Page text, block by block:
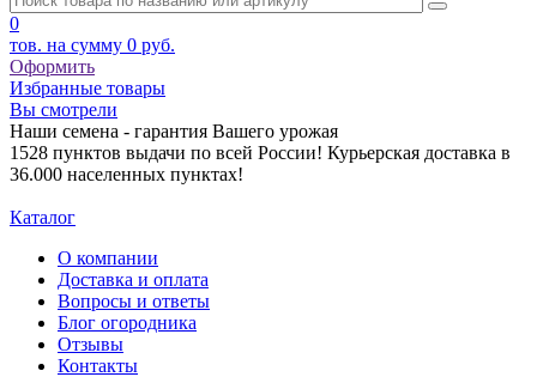
0
тов. на сумму 0 руб.
Оформить
Избранные товары
Вы смотрели
Наши семена - гарантия Вашего урожая
1528 пунктов выдачи по всей России! Курьерская доставка в
36.000 населенных пунктах!
Каталог
О компании
Доставка и оплата
Вопросы и ответы
Блог огородника
Отзывы
Контакты